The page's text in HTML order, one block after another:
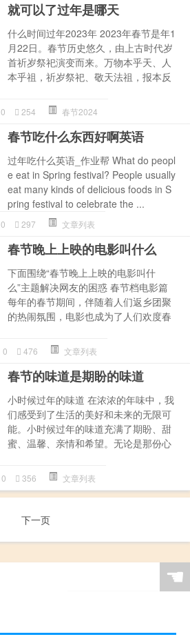
就可以了过年是哪天
什么时间过年2023年 2023年春节是年1
月22日。春节历史悠久，由上古时代岁
首祈岁祭祀演变而来。万物本乎天、人
本乎祖，祈岁祭祀、敬天法祖，报本反
0 254 春节2024
春节吃什么东西好啊英语
过年吃什么英语_作业帮 What do peopl
e eat in Spring festival? People usually
eat many kinds of delicious foods in S
pring festival to celebrate the ...
0 297 文章列表
春节晚上上映的电影叫什么
下面围绕“春节晚上上映的电影叫什
么”主题解决网友的困惑 春节档电影篇
每年的春节期间，伴随着人们返乡团聚
的热闹氛围，电影也成为了人们欢度春
0 476 文章列表
春节的味道是期盼的味道
小时候过年的味道 在浓浓的年味中，我
们感受到了生活的美好和未来的无限可
能。小时候过年的味道充满了期盼、甜
蜜、温馨、亲情和希望。无论是那份心
0 356 文章列表
下一页
☚